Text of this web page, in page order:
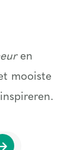
en
mooiste